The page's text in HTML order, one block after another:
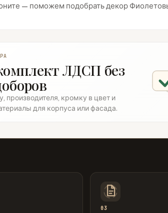
— поможем подобрать декор
ЛДСП без
производителя, кромку в цвет и
для корпуса или фасада.
03